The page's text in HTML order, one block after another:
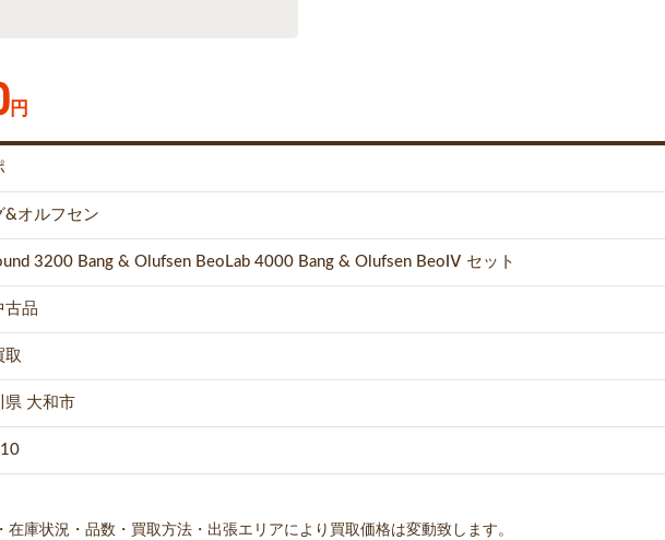
円
&オルフセン
3200 Bang & Olufsen BeoLab 4000 Bang & Olufsen BeoⅣ セット
古品
取
県 大和市
庫状況・品数・買取方法・出張エリアにより買取価格は変動致します。